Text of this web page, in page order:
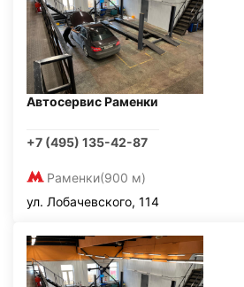
Автосервис Раменки
+7 (495) 135-42-87
Раменки(900 м)
ул. Лобачевского, 114